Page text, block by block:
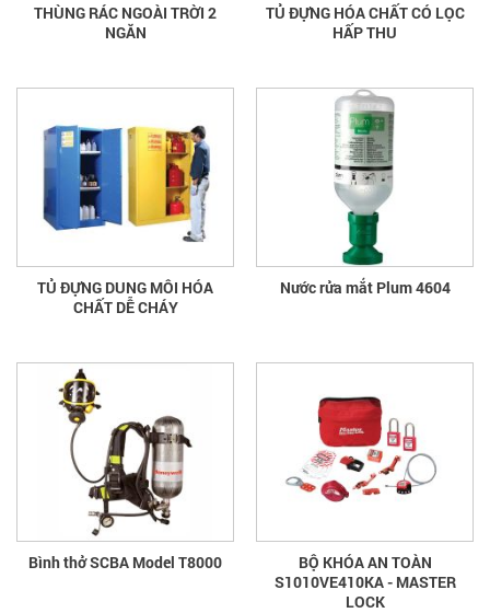
THÙNG RÁC NGOÀI TRỜI 2
NGĂN
TỦ ĐỰNG HÓA CHẤT CÓ LỌC
HẤP THU
TỦ ĐỰNG DUNG MÔI HÓA
CHẤT DỄ CHÁY
Nước rửa mắt Plum 4604
Bình thở SCBA Model T8000
BỘ KHÓA AN TOÀN
S1010VE410KA - MASTER
LOCK